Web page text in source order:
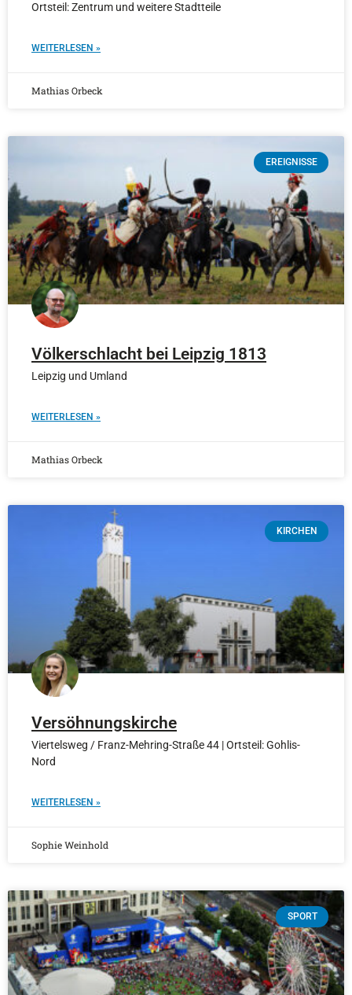
Ortsteil: Zentrum und weitere Stadtteile
WEITERLESEN »
Mathias Orbeck
EREIGNISSE
Völkerschlacht bei Leipzig 1813
Leipzig und Umland
WEITERLESEN »
Mathias Orbeck
KIRCHEN
Versöhnungskirche
Viertelsweg / Franz-Mehring-Straße 44 | Ortsteil: Gohlis-
Nord
WEITERLESEN »
Sophie Weinhold
SPORT